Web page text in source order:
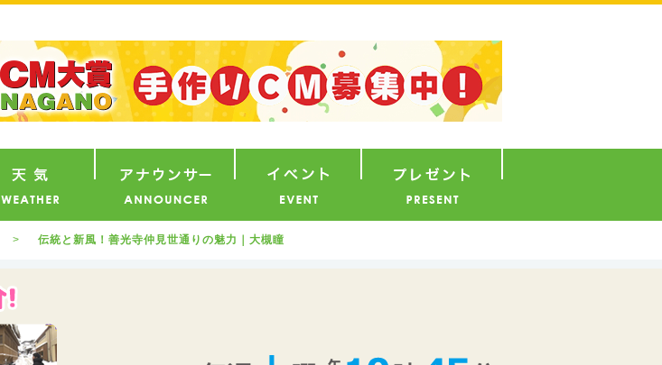
伝統と新風！善光寺仲見世通りの魅力｜大槻瞳